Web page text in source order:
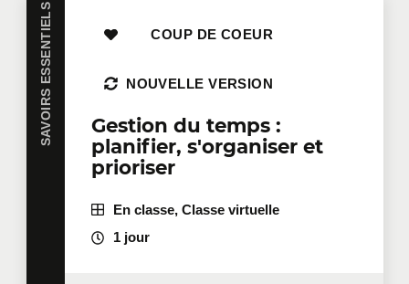
SAVOIRS ESSENTIELS
Gestion du temps :
planifier, s'organiser et
prioriser
COUP DE COEUR
NOUVELLE VERSION
En classe, Classe virtuelle
1 jour